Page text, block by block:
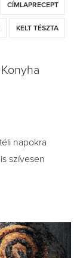
CÍMLAPRECEPT
KELT TÉSZTA
napokra
szívesen